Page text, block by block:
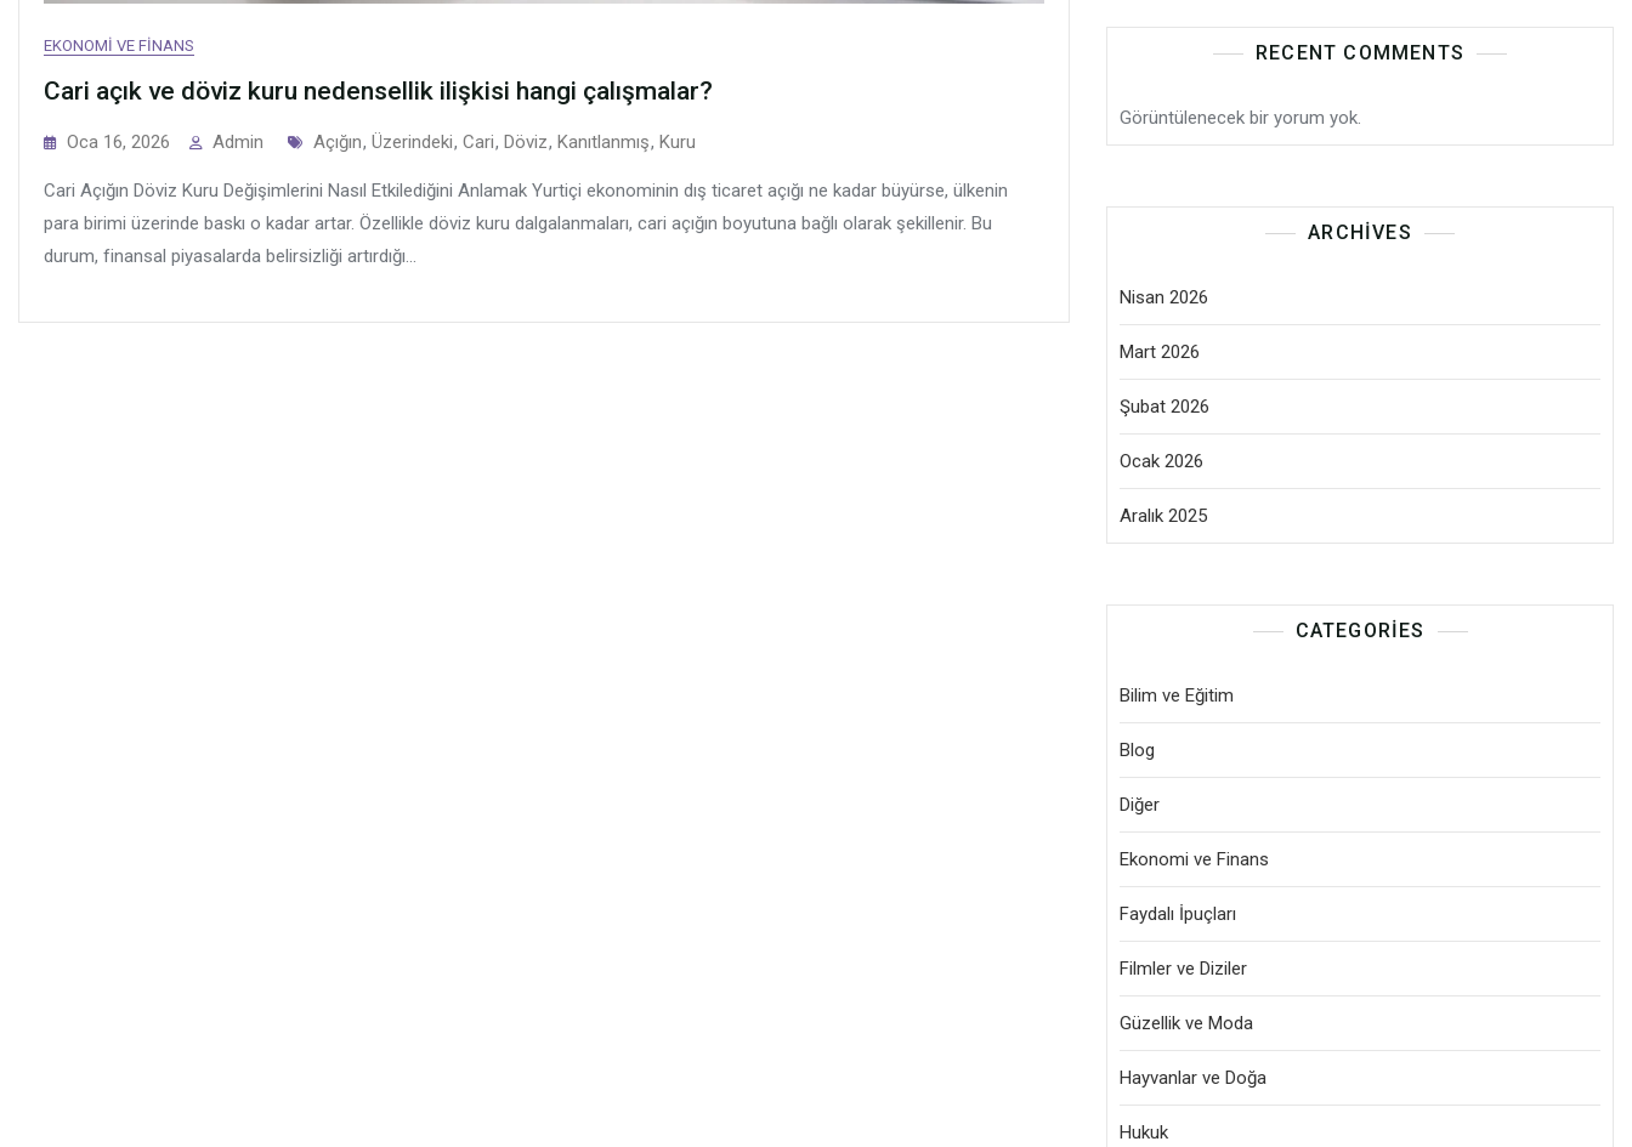
EKONOMI VE FINANS
Cari açık ve döviz kuru nedensellik ilişkisi hangi çalışmalar?
Oca 16, 2026 Admin Tags
Açığın, Üzerindeki, Cari, Döviz, Kanıtlanmış, Kuru
Cari Açığın Döviz Kuru Değişimlerini Nasıl Etkilediğini Anlamak Yurtiçi ekonominin dış ticaret açığı ne kadar büyürse, ülkenin
para birimi üzerinde baskı o kadar artar. Özellikle döviz kuru dalgalanmaları, cari açığın boyutuna bağlı olarak şekillenir. Bu
durum, finansal piyasalarda belirsizliği artırdığı...
RECENT COMMENTS
Görüntülenecek bir yorum yok.
ARCHIVES
Nisan 2026
Mart 2026
Şubat 2026
Ocak 2026
Aralık 2025
CATEGORIES
Bilim ve Eğitim
Blog
Diğer
Ekonomi ve Finans
Faydalı İpuçları
Filmler ve Diziler
Güzellik ve Moda
Hayvanlar ve Doğa
Hukuk